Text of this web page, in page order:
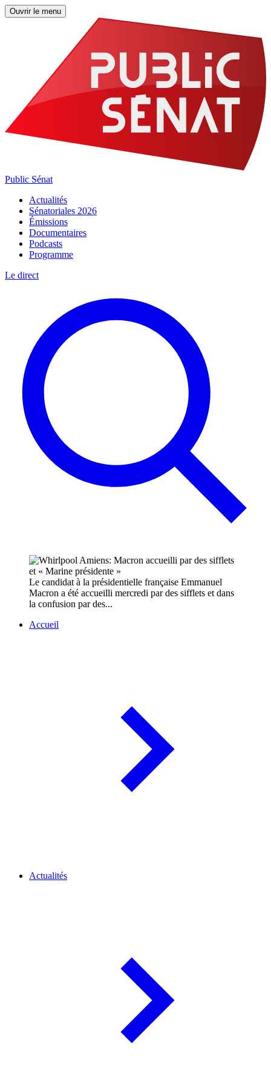
Ouvrir le menu
Public Sénat
Actualités
Sénatoriales 2026
Émissions
Documentaires
Podcasts
Programme
Le direct
Le candidat à la présidentielle française Emmanuel
Macron a été accueilli mercredi par des sifflets et dans
la confusion par des...
Accueil
Actualités